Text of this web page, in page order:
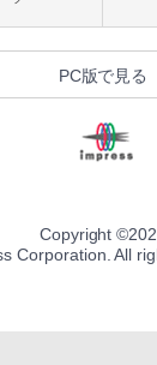
PC版で見る
Copyright ©
Corporation. All